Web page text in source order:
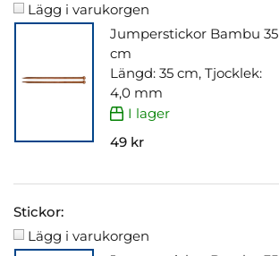
Lägg i varukorgen
Jumperstickor Bambu 35
cm
Längd: 35 cm, Tjocklek:
4,0 mm
I lager
49 kr
Stickor:
Lägg i varukorgen